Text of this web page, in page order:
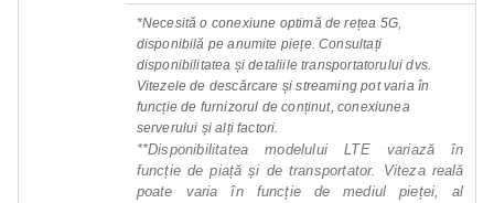
*Necesită o conexiune optimă de rețea 5G,
disponibilă pe anumite piețe. Consultați
disponibilitatea și detaliile transportatorului dvs.
Vitezele de descărcare și streaming pot varia în
funcție de furnizorul de conținut, conexiunea
serverului și alți factori.
**Disponibilitatea modelului LTE variază în
funcție de piață și de transportator. Viteza reală
poate varia în funcție de mediul pieței, al